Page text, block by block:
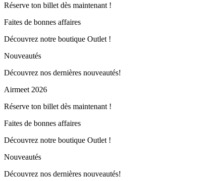
Réserve ton billet dès maintenant !
Faites de bonnes affaires
Découvrez notre boutique Outlet !
Nouveautés
Découvrez nos dernières nouveautés!
Airmeet 2026
Réserve ton billet dès maintenant !
Faites de bonnes affaires
Découvrez notre boutique Outlet !
Nouveautés
Découvrez nos dernières nouveautés!